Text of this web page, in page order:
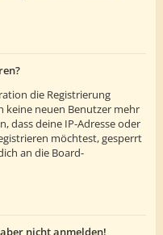
die Registrierung
keine neuen Benutzer mehr
dass deine IP-Adresse oder
möchtest, gesperrt
an die Board-
nicht anmelden!